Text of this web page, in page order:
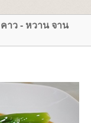
าว - หวาน จาน